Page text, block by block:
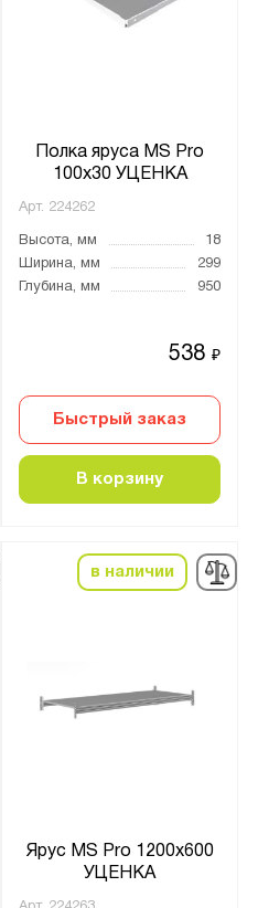
Полка яруса MS Pro
100х30 УЦЕНКА
Арт. 224262
Высота, мм
18
Ширина, мм
299
Глубина, мм
950
538₽
Быстрый заказ
В корзину
в наличии
Ярус MS Pro 1200х600
УЦЕНКА
7038)
7035)